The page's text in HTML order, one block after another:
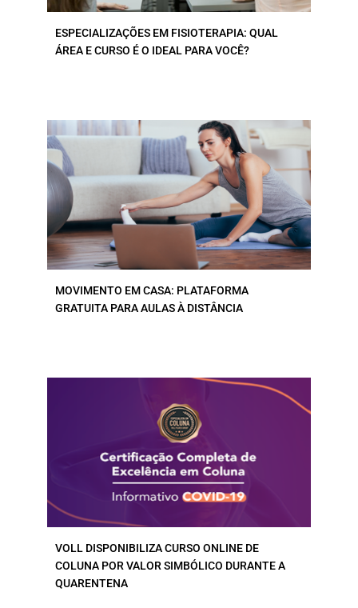
ESPECIALIZAÇÕES EM FISIOTERAPIA: QUAL
ÁREA E CURSO É O IDEAL PARA VOCÊ?
MOVIMENTO EM CASA: PLATAFORMA
GRATUITA PARA AULAS À DISTÂNCIA
VOLL DISPONIBILIZA CURSO ONLINE DE
COLUNA POR VALOR SIMBÓLICO DURANTE A
QUARENTENA